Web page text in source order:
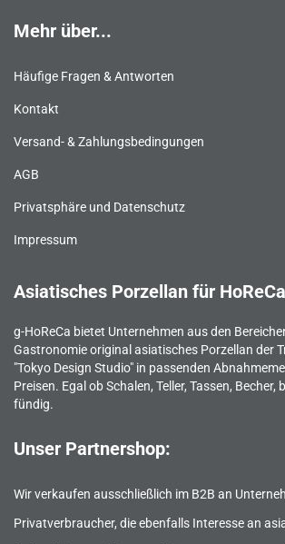
Mehr über...
Häufige Fragen & Antworten
Kontakt
Versand- & Zahlungsbedingungen
AGB
Privatsphäre und Datenschutz
Impressum
Asiatisches Porzellan für HoReCa
g-HoReCa bietet Unternehmen aus den
Gastronomie original asiatisches Porzellan der
"Tokyo Design Studio" in passenden
Preisen. Egal ob Schalen, Teller, Tassen, Becher,
fündig.
Unser Partnershop:
Wir verkaufen ausschließlich im B2B an
Privatverbraucher, die ebenfalls Interesse an